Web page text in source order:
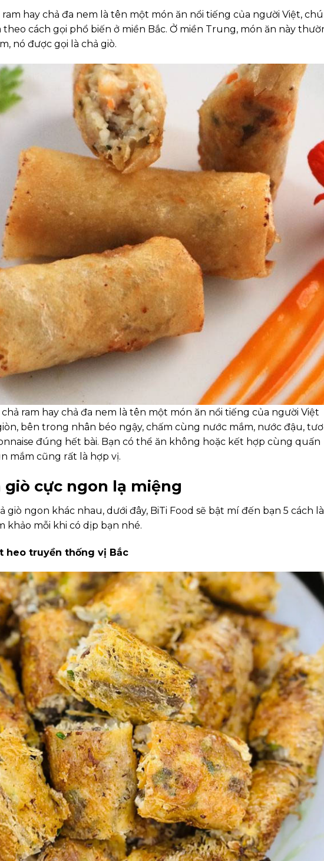
ram hay chả đa nem là tên một món ăn nổi tiếng của người Việt,
cách gọi phổ biến ở miền Bắc. Ở miền Trung, món ăn này
nó được gọi là chả giò.
chả ram hay chả đa nem là tên một món ăn nổi tiếng của người Việt
bên trong nhân béo ngậy, chấm cùng nước mắm, nước đậu,
đúng hết bài. Bạn có thể ăn không hoặc kết hợp cùng quấn
mắm cũng rất là hợp vị.
giò cực ngon lạ miệng
giò ngon khác nhau, dưới đây, BiTi Food sẽ bật mí đến bạn 5 cách
khảo mỗi khi có dịp bạn nhé.
heo truyền thống vị Bắc